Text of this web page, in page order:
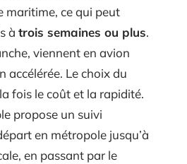
maritime, ce qui peut
à trois semaines ou plus.
viennent en avion
accélérée. Le choix du
fois le coût et la rapidité.
propose un suivi
en métropole jusqu’à
en passant par le